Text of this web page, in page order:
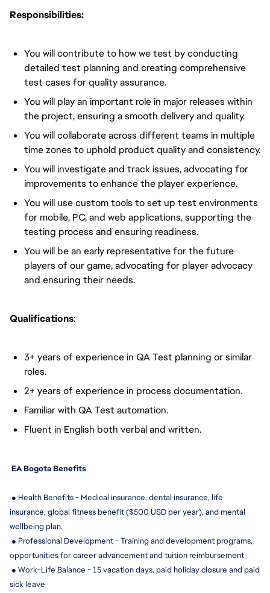
Responsibilities:
You will contribute to how we test by conducting
detailed test planning and creating comprehensive
test cases for quality assurance.
You will play an important role in major releases within
the project, ensuring a smooth delivery and quality.
You will collaborate across different teams in multiple
time zones to uphold product quality and consistency.
You will investigate and track issues, advocating for
improvements to enhance the player experience.
You will use custom tools to set up test environments
for mobile, PC, and web applications, supporting the
testing process and ensuring readiness.
You will be an early representative for the future
players of our game, advocating for player advocacy
and ensuring their needs.
Qualifications:
3+ years of experience in QA Test planning or similar
roles.
2+ years of experience in process documentation.
Familiar with QA Test automation.
Fluent in English both verbal and written.
EA Bogota Benefits
● Health Benefits - Medical insurance, dental insurance, life
insurance, global fitness benefit ($500 USD per year), and mental
wellbeing plan.
● Professional Development - Training and development programs,
opportunities for career advancement and tuition reimbursement
● Work-Life Balance - 15 vacation days, paid holiday closure and paid
sick leave